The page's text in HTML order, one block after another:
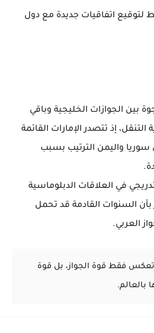
اتفاقيات جديدة مع دول
بين الجوازات الخليجية وباقي
إذ تتصدر الإمارات القائمة
سوريا واليمن الترتيب بسبب
في العلاقات الدبلوماسية
بأن السنوات القادمة قد تحمل
العربي.
تعكس فقط قوة الجواز، بل قوة
بالعالم.